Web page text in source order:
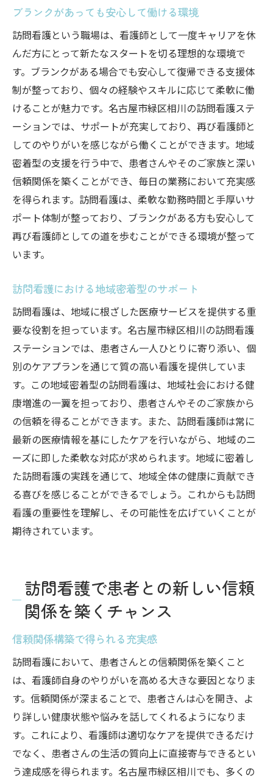
ブランクがあっても安心して働ける環境
訪問看護という職場は、看護師として一度キャリアを休
んだ方にとって新たなスタートを切る理想的な環境で
す。ブランクがある場合でも安心して復帰できる支援体
制が整っており、個々の経験やスキルに応じて柔軟に働
けることが魅力です。名古屋市緑区相川の訪問看護ステ
ーションでは、サポートが充実しており、再び看護師と
してのやりがいを感じながら働くことができます。地域
密着型の支援を行う中で、患者さんやそのご家族と深い
信頼関係を築くことができ、毎日の業務において充実感
を得られます。訪問看護は、柔軟な勤務時間と手厚いサ
ポート体制が整っており、ブランクがある方も安心して
再び看護師としての道を歩むことができる環境が整って
います。
訪問看護における地域密着型のサポート
訪問看護は、地域に根ざした医療サービスを提供する重
要な役割を担っています。名古屋市緑区相川の訪問看護
ステーションでは、患者さん一人ひとりに寄り添い、個
別のケアプランを通じて質の高い看護を提供していま
す。この地域密着型の訪問看護は、地域社会における健
康増進の一翼を担っており、患者さんやそのご家族から
の信頼を得ることができます。また、訪問看護師は常に
最新の医療情報を基にしたケアを行いながら、地域のニ
ーズに即した柔軟な対応が求められます。地域に密着し
た訪問看護の実践を通じて、地域全体の健康に貢献でき
る喜びを感じることができるでしょう。これからも訪問
看護の重要性を理解し、その可能性を広げていくことが
期待されています。
訪問看護で患者との新しい信頼
関係を築くチャンス
信頼関係構築で得られる充実感
訪問看護において、患者さんとの信頼関係を築くこと
は、看護師自身のやりがいを高める大きな要因となりま
す。信頼関係が深まることで、患者さんは心を開き、よ
り詳しい健康状態や悩みを話してくれるようになりま
す。これにより、看護師は適切なケアを提供できるだけ
でなく、患者さんの生活の質向上に直接寄与できるとい
う達成感を得られます。名古屋市緑区相川でも、多くの